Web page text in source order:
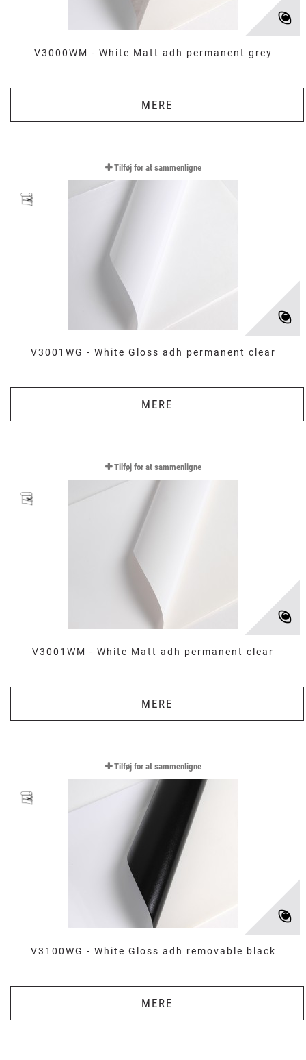
V3000WM - White Matt adh permanent grey
MERE
V3001WG - White Gloss adh permanent clear
MERE
Tilføj for at sammenligne
V3001WM - White Matt adh permanent clear
MERE
Tilføj for at sammenligne
V3100WG - White Gloss adh removable black
MERE
Tilføj for at sammenligne